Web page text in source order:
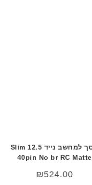
מסך למחשב נייד 12.5 Slim
40pin No br RC Matte
₪524.00